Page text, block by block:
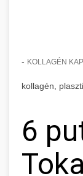
- KOLLAGÉN
kollagén,
6